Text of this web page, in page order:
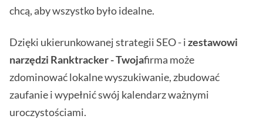
chcą, aby wszystko było idealne.
Dzięki ukierunkowanej strategii SEO - izestawowi
narzędzi Ranktracker - Twojafirma może
zdominować lokalne wyszukiwanie, zbudować
zaufanie i wypełnić swój kalendarz ważnymi
uroczystościami.